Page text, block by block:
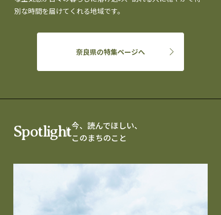
別な時間を届けてくれる地域です。
奈良県の特集ページへ
Spotlight今、読んでほしい、
このまちのこと